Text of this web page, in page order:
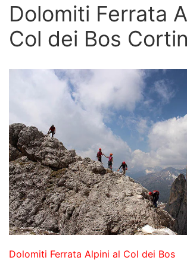
Dolomiti Ferrata
Col dei Bos
Dolomiti Ferrata Alpini al Col dei Bos